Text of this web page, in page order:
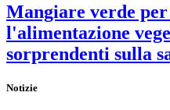
Mangiare verde
l'alimentazione
sorprendenti sulla
Notizie